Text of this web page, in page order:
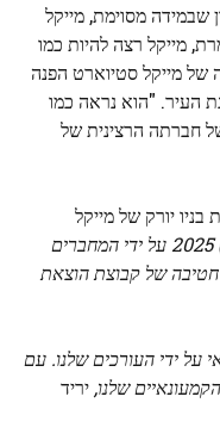
שבמידה מסוימת, מייקל
מייקל רצה להיות כמו
מייקל סטיוארט הפנה
העיר. "הוא נראה כמו
חברתה הרצינית של
יורק של מייקל
מאת אלון גרין. זכויות יוצרים (ג) 2025 על ידי המחברים
חטיבה של קבוצת הוצאת
על ידי העורכים שלנו. עם
שלנו, יריד